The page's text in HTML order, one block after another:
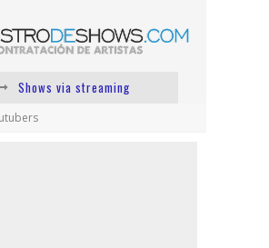
Shows via streaming
Lit Killah